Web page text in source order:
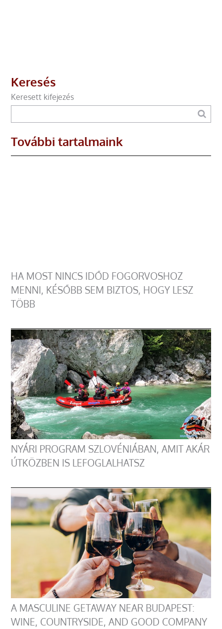
Keresés
Keresett kifejezés
További tartalmaink
HA MOST NINCS IDŐD FOGORVOSHOZ
MENNI, KÉSŐBB SEM BIZTOS, HOGY LESZ
TÖBB
NYÁRI PROGRAM SZLOVÉNIÁBAN, AMIT AKÁR
ÚTKÖZBEN IS LEFOGLALHATSZ
A MASCULINE GETAWAY NEAR BUDAPEST:
WINE, COUNTRYSIDE, AND GOOD COMPANY